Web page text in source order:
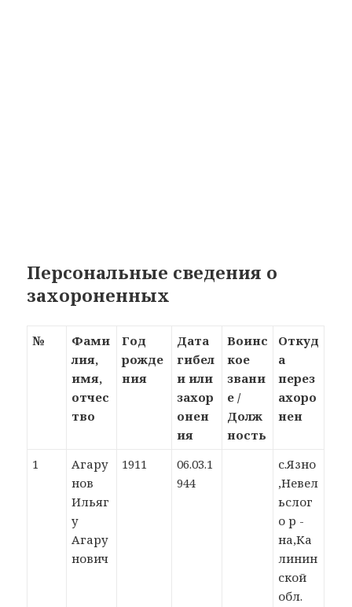
Персональные сведения о
захороненных
№
Фами
лия,
имя,
отчес
тво
Год
рожде
ния
Дата
гибел
и или
захор
онен
ия
Воинс
кое
звани
е /
Долж
ность
Откуд
а
перез
ахоро
нен
1
Агару
нов
Ильяг
у
Агару
нович
1911
06.03.1
944
с.Язно
,Невел
ьслог
о р -
на,Ка
линин
ской
обл.